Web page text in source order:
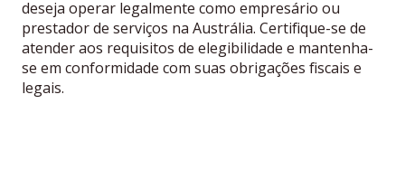
deseja operar legalmente como empresário ou
prestador de serviços na Austrália. Certifique-se de
atender aos requisitos de elegibilidade e mantenha-
se em conformidade com suas obrigações fiscais e
legais.